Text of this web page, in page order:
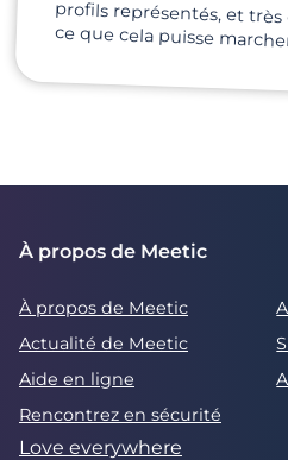
ce que cela puisse
À propos de Meetic
À propos de Meetic
Actualité de Meetic
Aide en ligne
Rencontrez en sécurité
Love everywhere